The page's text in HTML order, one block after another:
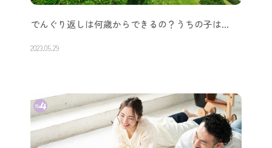
でんぐり返しは何歳からできるの？うちの子は…
2023.05.29